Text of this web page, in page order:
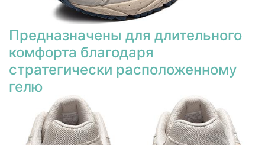
Предназначены для длительного
комфорта благодаря
стратегически расположенному
гелю